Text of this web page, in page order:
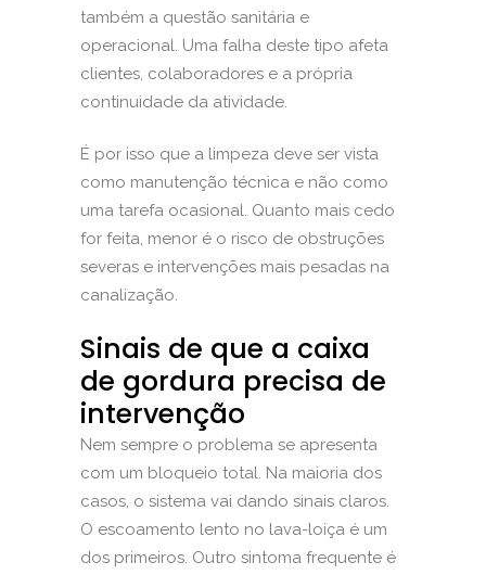
também a questão sanitária e
operacional. Uma falha deste tipo afeta
clientes, colaboradores e a própria
continuidade da atividade.
É por isso que a limpeza deve ser vista
como manutenção técnica e não como
uma tarefa ocasional. Quanto mais cedo
for feita, menor é o risco de obstruções
severas e intervenções mais pesadas na
canalização.
Sinais de que a caixa
de gordura precisa de
intervenção
Nem sempre o problema se apresenta
com um bloqueio total. Na maioria dos
casos, o sistema vai dando sinais claros.
O escoamento lento no lava-loiça é um
dos primeiros. Outro sintoma frequente é